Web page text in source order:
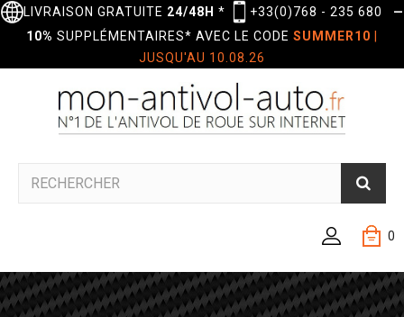
LIVRAISON GRATUITE 24/48H * +33(0)768 - 235 680
—
10% SUPPLÉMENTAIRES* AVEC LE CODE SUMMER10
JUSQU'AU 10.08.26
0